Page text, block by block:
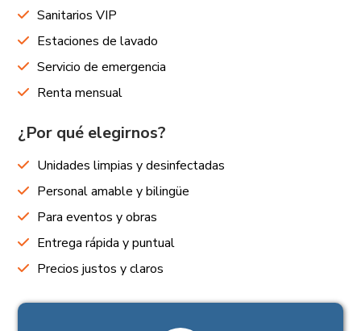
Sanitarios VIP
Estaciones de lavado
Servicio de emergencia
Renta mensual
¿Por qué elegirnos?
Unidades limpias y desinfectadas
Personal amable y bilingüe
Para eventos y obras
Entrega rápida y puntual
Precios justos y claros